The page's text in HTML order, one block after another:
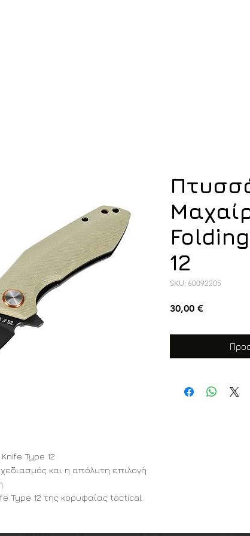
Type 12
και η απόλυτη επιλογή
Type 12 της κορυφαίας tactical
12
SKU: 60092205
30,00 €Τιμή